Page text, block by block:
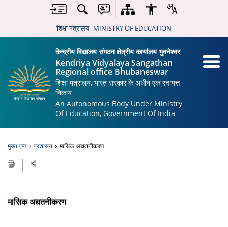
शिक्षा मंत्रालय MINISTRY OF EDUCATION
केन्द्रीय विद्यालय संगठन क्षेत्रीय कार्यालय भुवनेश्वर
Kendriya Vidyalaya Sangathan
Regional office Bhubaneswar
शिक्षा मंत्रालय, भारत सरकार के अधीन एक स्वायत्त
निकाय
An Autonomous Body Under Ministry
Of Education, Government Of India
मुख्य पृष्ठ प्रशासन मासिक अद्यतनीकरण
मासिक अद्यतनीकरण